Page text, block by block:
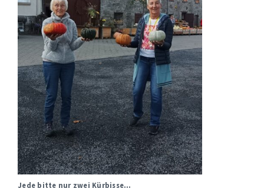
Jede bitte nur zwei Kürbisse…